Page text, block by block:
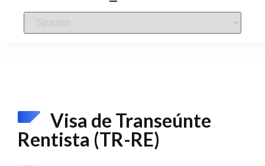
Visa de Transeúnte
Rentista (TR-RE)